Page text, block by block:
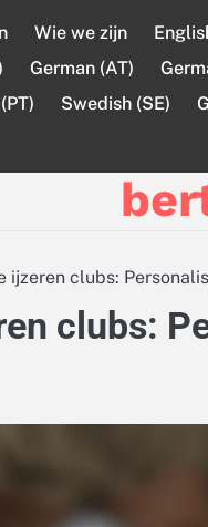
Wie we zijn
German (AT)
Swedish (SE)
ijzeren clubs:
clubs: